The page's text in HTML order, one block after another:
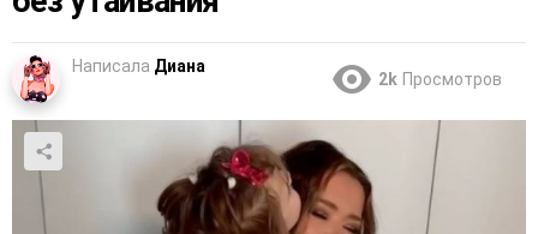
Написала Диана
2k Просмотров